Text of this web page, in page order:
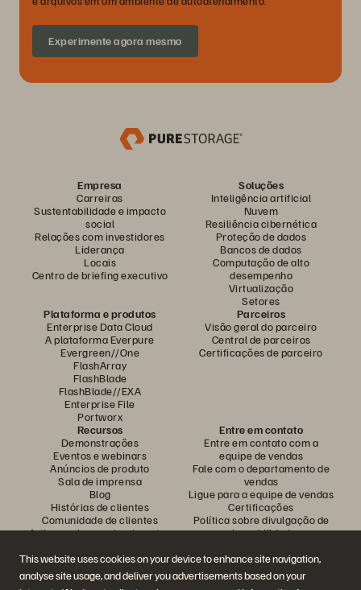
This website uses cookies on your device to enhance site navigation,
analyse site usage, and deliver you advertisements based on your
Experimente agora mesmo
Empresa
Carreiras
Sustentabilidade e impacto
social
Relações com investidores
Liderança
Locais
Centro de briefing executivo
Soluções
Inteligência artificial
Nuvem
Resiliência cibernética
Proteção de dados
Bancos de dados
Computação de alto
desempenho
Virtualização
Setores
Plataforma e produtos
Enterprise Data Cloud
A plataforma Everpure
Evergreen//One
FlashArray
FlashBlade
FlashBlade//EXA
Enterprise File
Portworx
Parceiros
Visão geral do parceiro
Central de parceiros
Certificações de parceiro
Recursos
Demonstrações
Eventos e webinars
Anúncios de produto
Sala de imprensa
Blog
Histórias de clientes
Comunidade de clientes
Artigos sobre conhecimentos
Entre em contato
Entre em contato com a
equipe de vendas
Fale com o departamento de
vendas
Ligue para a equipe de vendas
Certificações
Política sobre divulgação de
vulnerabilidades
Participe da conversa